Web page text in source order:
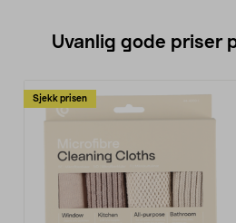
Uvanlig gode priser
Sjekk prisen